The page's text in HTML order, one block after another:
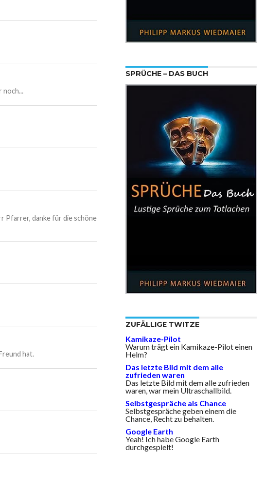
noch...
Pfarrer, danke für die schöne
hat.
SPRÜCHE – DAS BUCH
ZUFÄLLIGE TWITZE
Kamikaze-Pilot
Warum trägt ein Kamikaze-Pilot einen
Helm?
Das letzte Bild mit dem alle
zufrieden waren
Das letzte Bild mit dem alle zufrieden
waren, war mein Ultraschallbild.
Selbstgespräche als Chance
Selbstgespräche geben einem die
Chance, Recht zu behalten.
Google Earth
Yeah! Ich habe Google Earth
durchgespielt!